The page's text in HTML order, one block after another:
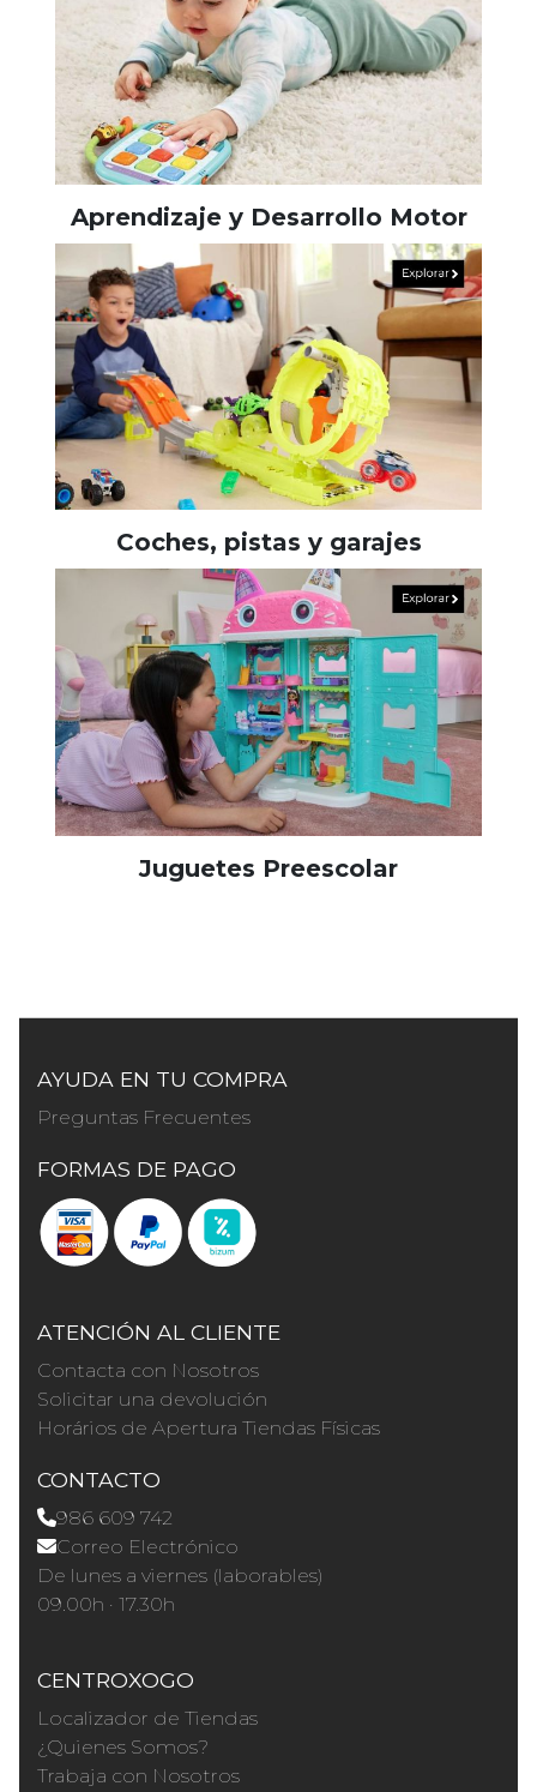
Aprendizaje y Desarrollo Motor
Coches, pistas y garajes
Juguetes Preescolar
AYUDA EN TU COMPRA
Preguntas Frecuentes
FORMAS DE PAGO
ATENCIÓN AL CLIENTE
Contacta con Nosotros
Solicitar una devolución
Horários de Apertura Tiendas Físicas
CONTACTO
986 609 742
Correo Electrónico
De lunes a viernes (laborables)
09.00h · 17.30h
CENTROXOGO
Localizador de Tiendas
¿Quienes Somos?
Trabaja con Nosotros